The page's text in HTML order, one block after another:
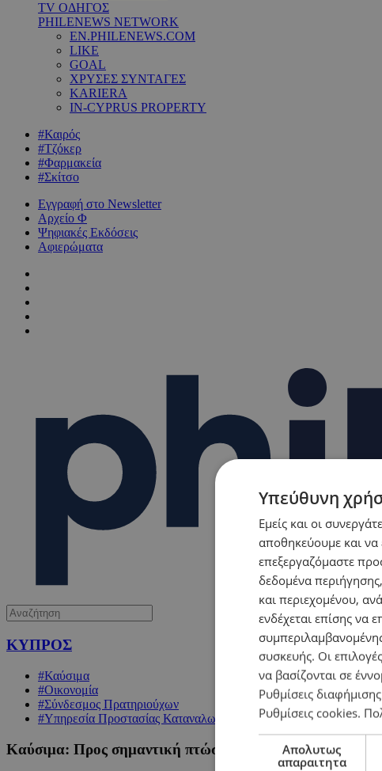
TV ΟΔΗΓΟΣ
PHILENEWS NETWORK
EN.PHILENEWS.COM
LIKE
GOAL
ΧΡΥΣΕΣ ΣΥΝΤΑΓΕΣ
KARIERA
IN-CYPRUS PROPERTY
#Καιρός
#Τζόκερ
#Φαρμακεία
#Σκίτσο
Εγγραφή στο Newsletter
Αρχείο Φ
Ψηφιακές Εκδόσεις
Αφιερώματα
ΚΥΠΡΟΣ
#Καύσιμα
#Οικονομία
#Σύνδεσμος Πρατηριούχων
#Υπηρεσία Προστασίας Καταναλωτή
Καύσιμα: Προς σημαντική πτώση των τιμών – 12 με 14
Υπεύθυνη
Εμείς και οι
αποθηκεύουμε και
επεξεργαζόμαστε
δεδομένα
και περιεχομένου,
ενδέχεται επίσης να
συσκευής. Οι
να βασίζονται σε
Ρυθμίσεις διαφήμισης
Ρυθμίσεις cookies.
Απολυτως
απαραιτητα